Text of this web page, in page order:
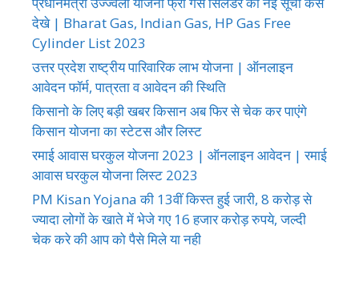
देखे | Bharat Gas, Indian Gas, HP Gas Free
Cylinder List 2023
उत्तर प्रदेश राष्ट्रीय पारिवारिक लाभ योजना | ऑनलाइन
आवेदन फॉर्म, पात्रता व आवेदन की स्थिति
किसानो के लिए बड़ी खबर किसान अब फिर से चेक कर पाएंगे
किसान योजना का स्टेटस और लिस्ट
रमाई आवास घरकुल योजना 2023 | ऑनलाइन आवेदन | रमाई
आवास घरकुल योजना लिस्ट 2023
PM Kisan Yojana की 13वीं किस्त हुई जारी, 8 करोड़ से
ज्यादा लोगों के खाते में भेजे गए 16 हजार करोड़ रुपये, जल्दी
चेक करे की आप को पैसे मिले या नही